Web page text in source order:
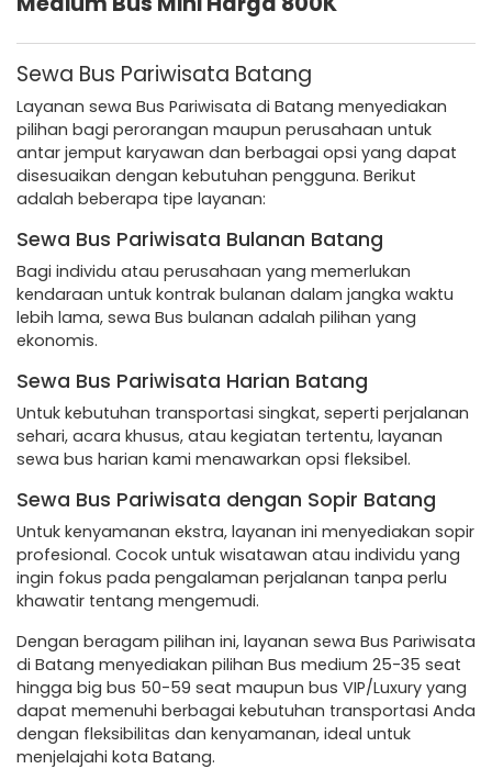
Sewa Bus Pariwisata Batang
Layanan sewa Bus Pariwisata di Batang menyediakan
pilihan bagi perorangan maupun perusahaan untuk
antar jemput karyawan dan berbagai opsi yang dapat
disesuaikan dengan kebutuhan pengguna. Berikut
adalah beberapa tipe layanan:
Sewa Bus Pariwisata Bulanan Batang
Bagi individu atau perusahaan yang memerlukan
kendaraan untuk kontrak bulanan dalam jangka waktu
lebih lama, sewa Bus bulanan adalah pilihan yang
ekonomis.
Sewa Bus Pariwisata Harian Batang
Untuk kebutuhan transportasi singkat, seperti perjalanan
sehari, acara khusus, atau kegiatan tertentu, layanan
sewa bus harian kami menawarkan opsi fleksibel.
Sewa Bus Pariwisata dengan Sopir Batang
Untuk kenyamanan ekstra, layanan ini menyediakan sopir
profesional. Cocok untuk wisatawan atau individu yang
ingin fokus pada pengalaman perjalanan tanpa perlu
khawatir tentang mengemudi.
Dengan beragam pilihan ini, layanan sewa Bus Pariwisata
di Batang menyediakan pilihan Bus medium 25-35 seat
hingga big bus 50-59 seat maupun bus VIP/Luxury yang
dapat memenuhi berbagai kebutuhan transportasi Anda
dengan fleksibilitas dan kenyamanan, ideal untuk
menjelajahi kota Batang.